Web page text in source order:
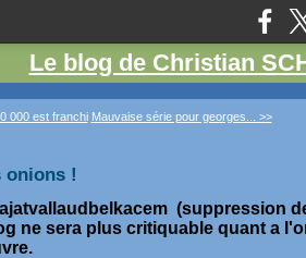
Le blog de Christian
000 est franchi Mauvaise série pour georges... >>
onions !
(suppression
ne sera plus critiquable quant a